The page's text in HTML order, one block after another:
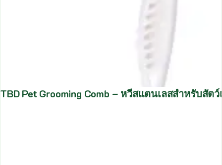
TBD Pet Grooming Comb – หวีสแตนเลสสำหรับสัต